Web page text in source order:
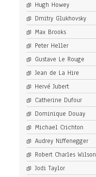
Hugh Howey
Dmitry Glukhovsky
Max Brooks
Peter Heller
Gustave Le Rouge
Jean de La Hire
Hervé Jubert
Catherine Dufour
Dominique Douay
Michael Crichton
Audrey Niffenegger
Robert Charles Wilson
Jodi Taylor